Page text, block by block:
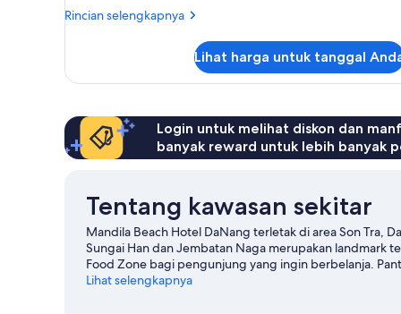
Rincian selengkapnya
Rincian
Family
Partial
Ocean
View
Lihat harga untuk tanggal
Login untuk melihat diskon dan
banyak reward untuk lebih banyak
Tentang kawasan sekitar
Mandila Beach Hotel DaNang terletak di area Son Tra,
Sungai Han dan Jembatan Naga merupakan landmark
Food Zone bagi pengunjung yang ingin berbelanja.
yang juga sebaiknya tidak dilewatkan.
Lihat selengkapnya